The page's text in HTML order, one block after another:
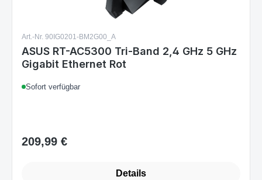
Art.-Nr. 90IG0201-BM2G00_A
ASUS RT-AC5300 Tri-Band 2,4 GHz 5 GHz
Gigabit Ethernet Rot
Sofort verfügbar
Regulärer Preis:
209,99 €
Details